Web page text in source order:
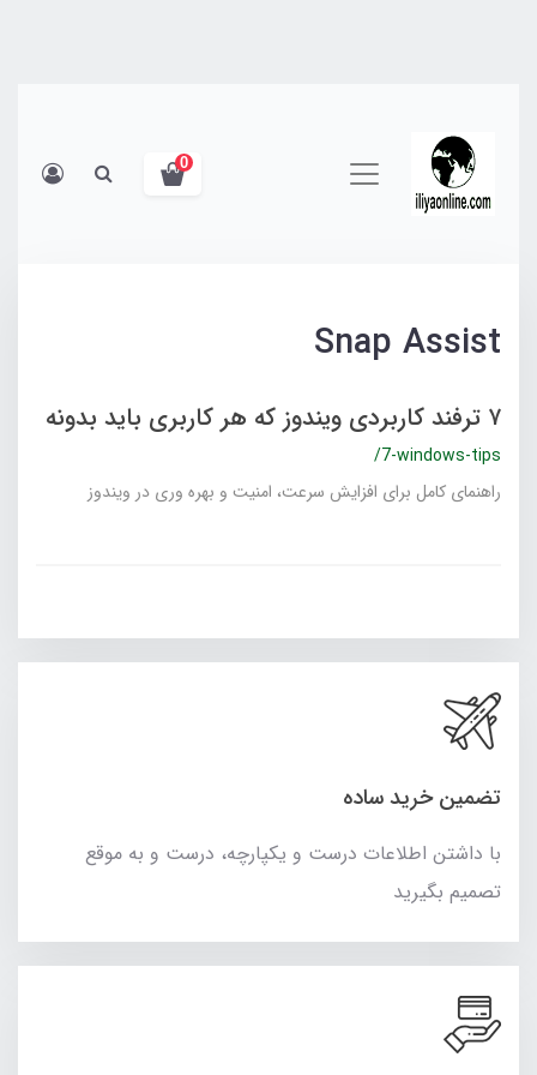
0
Snap Assist
۷ ترفند کاربردی ویندوز که هر کاربری باید بدونه
/7-windows-tips
راهنمای کامل برای افزایش سرعت، امنیت و بهره وری در ویندوز
تضمین خرید ساده
با داشتن اطلاعات درست و یکپارچه، درست و به موقع
تصمیم بگیرید